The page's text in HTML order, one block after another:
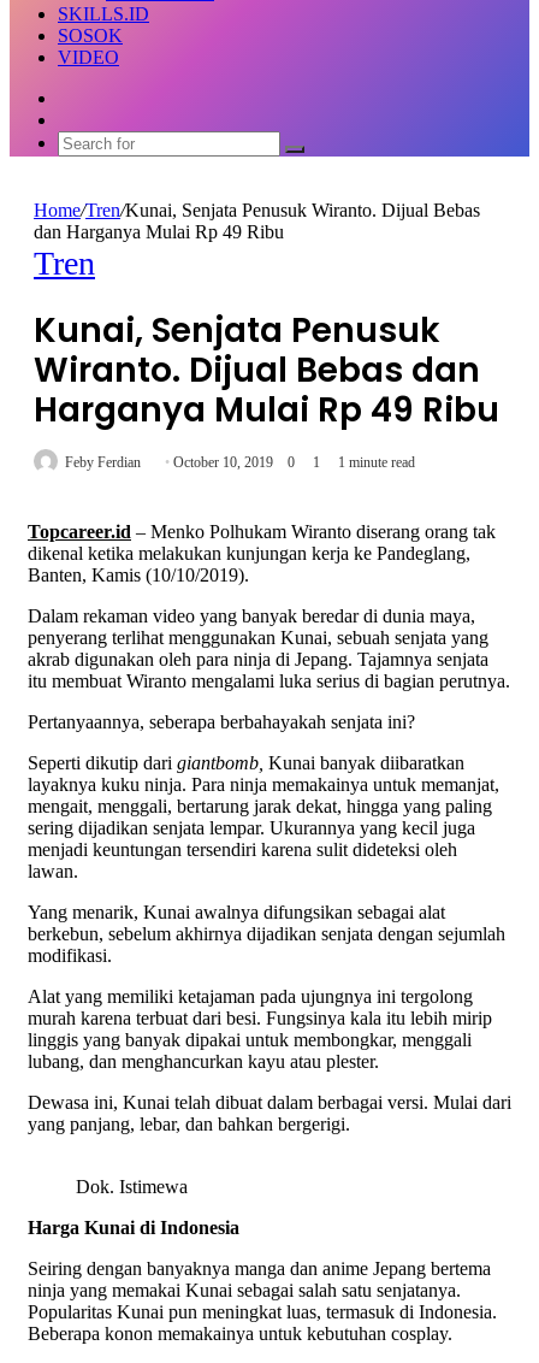
SKILLS.ID
SOSOK
VIDEO
skin
Search
Home/Tren/Kunai, Senjata Penusuk Wiranto. Dijual Bebas
dan Harganya Mulai Rp 49 Ribu
Tren
Kunai, Senjata Penusuk
Wiranto. Dijual Bebas dan
Harganya Mulai Rp 49 Ribu
Feby Ferdian
Send October 10, 2019 0 1 1 minute read
Topcareer.id – Menko Polhukam Wiranto diserang orang tak
dikenal ketika melakukan kunjungan kerja ke Pandeglang,
Banten, Kamis (10/10/2019).
Dalam rekaman video yang banyak beredar di dunia maya,
penyerang terlihat menggunakan Kunai, sebuah senjata yang
akrab digunakan oleh para ninja di Jepang. Tajamnya senjata
itu membuat Wiranto mengalami luka serius di bagian perutnya.
Pertanyaannya, seberapa berbahayakah senjata ini?
Seperti dikutip dari giantbomb, Kunai banyak diibaratkan
layaknya kuku ninja. Para ninja memakainya untuk memanjat,
mengait, menggali, bertarung jarak dekat, hingga yang paling
sering dijadikan senjata lempar. Ukurannya yang kecil juga
menjadi keuntungan tersendiri karena sulit dideteksi oleh
lawan.
Yang menarik, Kunai awalnya difungsikan sebagai alat
berkebun, sebelum akhirnya dijadikan senjata dengan sejumlah
modifikasi.
Alat yang memiliki ketajaman pada ujungnya ini tergolong
murah karena terbuat dari besi. Fungsinya kala itu lebih mirip
linggis yang banyak dipakai untuk membongkar, menggali
lubang, dan menghancurkan kayu atau plester.
Dewasa ini, Kunai telah dibuat dalam berbagai versi. Mulai dari
yang panjang, lebar, dan bahkan bergerigi.
Dok. Istimewa
Harga Kunai di Indonesia
Seiring dengan banyaknya manga dan anime Jepang bertema
ninja yang memakai Kunai sebagai salah satu senjatanya.
Popularitas Kunai pun meningkat luas, termasuk di Indonesia.
Beberapa konon memakainya untuk kebutuhan cosplay.